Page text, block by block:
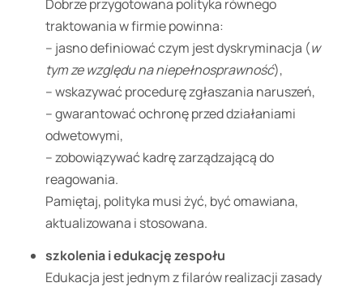
Dobrze przygotowana polityka równego
traktowania w firmie powinna:
– jasno definiować czym jest dyskryminacja (w
tym ze względu na niepełnosprawność),
– wskazywać procedurę zgłaszania naruszeń,
– gwarantować ochronę przed działaniami
odwetowymi,
– zobowiązywać kadrę zarządzającą do
reagowania.
Pamiętaj, polityka musi żyć, być omawiana,
aktualizowana i stosowana.
szkolenia i edukację zespołu
Edukacja jest jednym z filarów realizacji zasady